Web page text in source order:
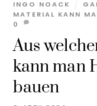
Aus
kann man
bauen
INGO NOACK
MATERIAL KANN
0